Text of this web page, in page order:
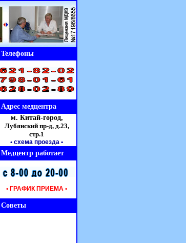
Телефоны
Адрес медцентра
м. Китай-город,
Лубянский пр-д, д.23,
стр.1
• схема проезда •
Медцентр работает
• ГРАФИК ПРИЕМА •
Советы